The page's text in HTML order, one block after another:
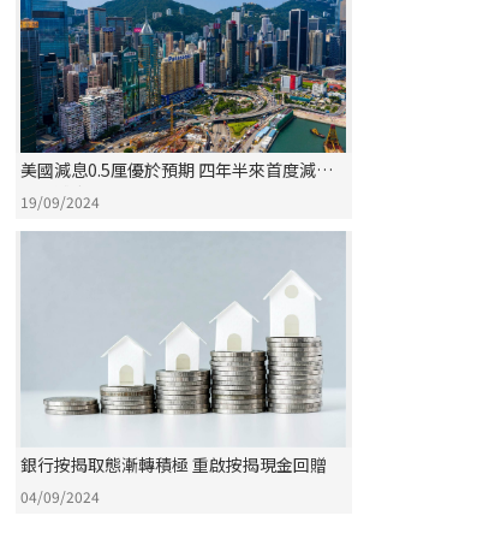
美國減息0.5厘優於預期 四年半來首度減息
開展減息周期序幕
19/09/2024
銀行按揭取態漸轉積極 重啟按揭現金回贈
04/09/2024